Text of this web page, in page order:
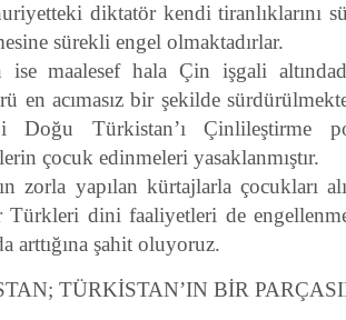
diktatör kendi tiranlıklarını
sürekli engel olmaktadırlar.
maalesef hala Çin işgali
en acımasız bir şekilde
Doğu Türkistan’ı Çinlileştirme
çocuk edinmeleri yasaklanmıştır.
zorla yapılan kürtajlarla çocukları
dini faaliyetleri de
arttığına şahit oluyoruz.
TÜRKİSTAN’IN BİR